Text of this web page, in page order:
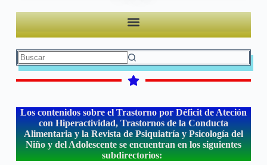
Los contenidos sobre el Trastorno por Déficit de Ateción
con Hiperactividad, Trastornos de la Conducta
Alimentaria y la Revista de Psiquiatría y Psicología del
Niño y del Adolescente se encuentran en los siguientes
subdirectorios: